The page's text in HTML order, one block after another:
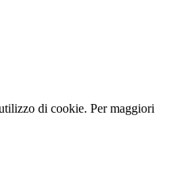
di cookie. Per maggiori